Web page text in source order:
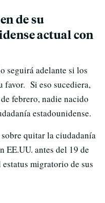
de su
actual con
seguirá adelante si los
favor. Si eso sucediera,
febrero, nadie nacido
estadounidense.
quitar la ciudadanía
EE.UU. antes del 19 de
migratorio de sus